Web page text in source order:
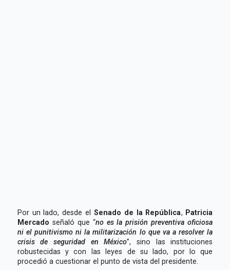
Por un lado, desde el Senado de la República, Patricia
Mercado señaló que “no es la prisión preventiva oficiosa
ni el punitivismo ni la militarización lo que va a resolver la
crisis de seguridad en México”, sino las instituciones
robustecidas y con las leyes de su lado, por lo que
procedió a cuestionar el punto de vista del presidente.